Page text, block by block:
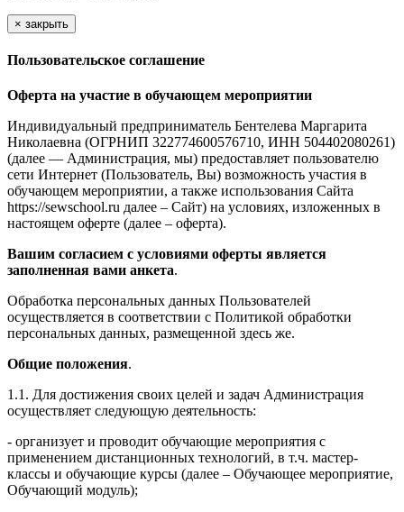
× закрыть
Пользовательское соглашение
Оферта на участие в обучающем мероприятии
Индивидуальный предприниматель Бентелева Маргарита
Николаевна (ОГРНИП 322774600576710, ИНН 504402080261)
(далее — Администрация, мы) предоставляет пользователю
сети Интернет (Пользователь, Вы) возможность участия в
обучающем мероприятии, а также использования Сайта
https://sewschool.ru далее – Сайт) на условиях, изложенных в
настоящем оферте (далее – оферта).
Вашим согласием с условиями оферты является
заполненная вами анкета.
Обработка персональных данных Пользователей
осуществляется в соответствии с Политикой обработки
персональных данных, размещенной здесь же.
Общие положения.
1.1. Для достижения своих целей и задач Администрация
осуществляет следующую деятельность:
- организует и проводит обучающие мероприятия с
применением дистанционных технологий, в т.ч. мастер-
классы и обучающие курсы (далее – Обучающее мероприятие,
Обучающий модуль);